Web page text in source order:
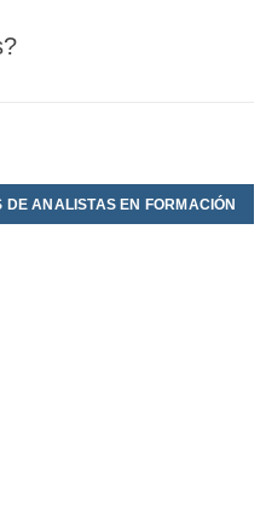
DE ANALISTAS EN FORMACIÓN